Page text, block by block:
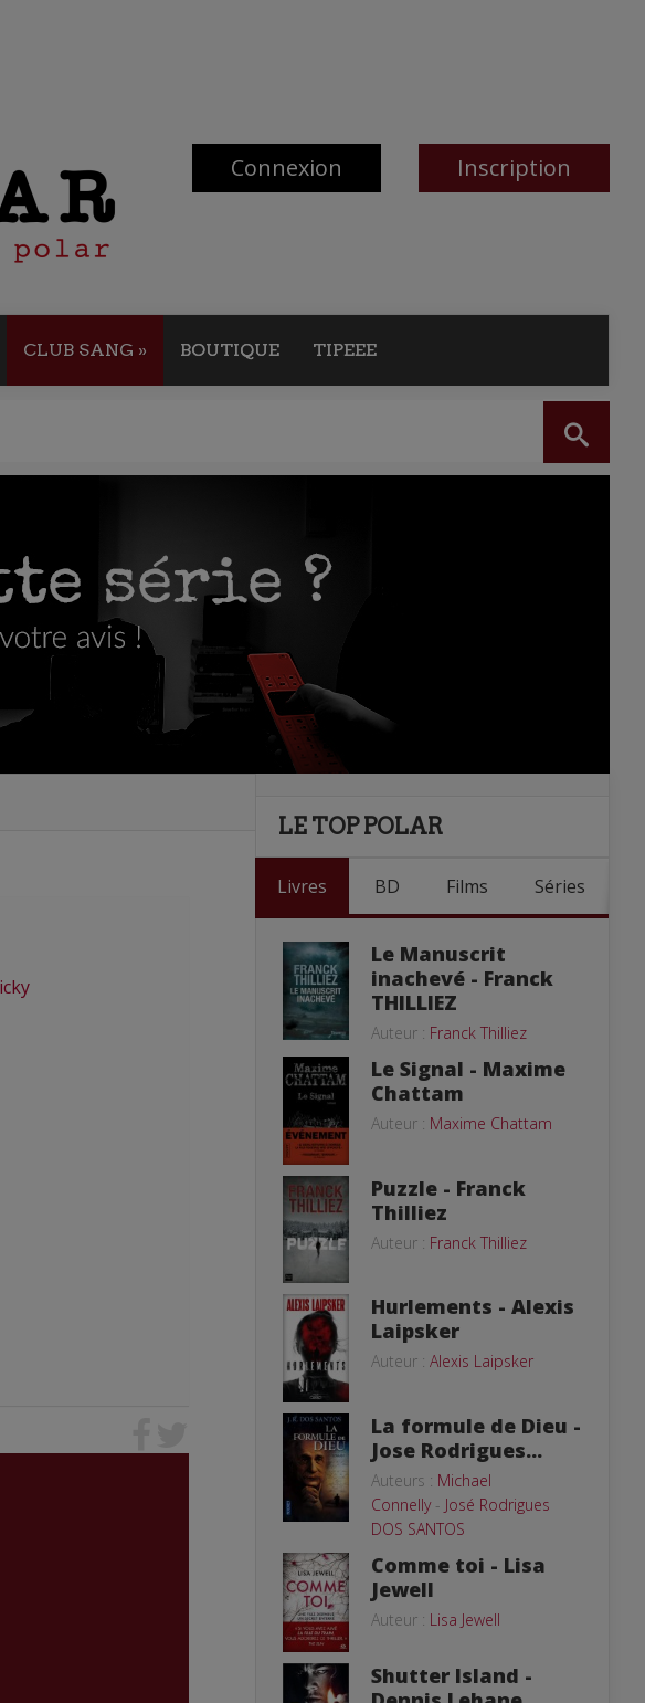
Connexion Inscription
CLUB SANG » BOUTIQUE TIPEEE
LE TOP POLAR
Livres BD Films Séries
Le Manuscrit
inachevé - Franck
THILLIEZ
Auteur : Franck Thilliez
Le Signal - Maxime
Chattam
Auteur : Maxime Chattam
Puzzle - Franck
Thilliez
Auteur : Franck Thilliez
Hurlements - Alexis
Laipsker
Auteur : Alexis Laipsker
La formule de Dieu -
Jose Rodrigues...
Auteurs : Michael
Connelly- José Rodrigues
DOS SANTOS
Comme toi - Lisa
Jewell
Auteur : Lisa Jewell
Shutter Island -